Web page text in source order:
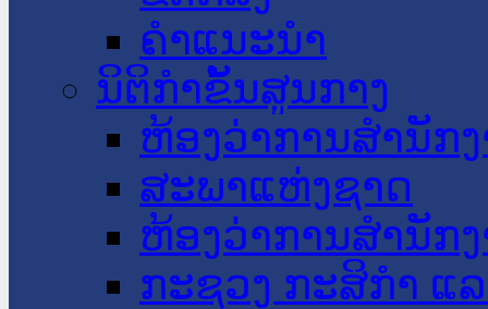
ຄໍາແນະນໍາ
ນິຕິກໍາຂັ້ນສູນກາງ
ຫ້ອງວ່າການສໍານັກ
ສະພາແຫ່ງຊາດ
ຫ້ອງວ່າການສຳນັກ
ກະຊວງ ກະສິກຳ ແ